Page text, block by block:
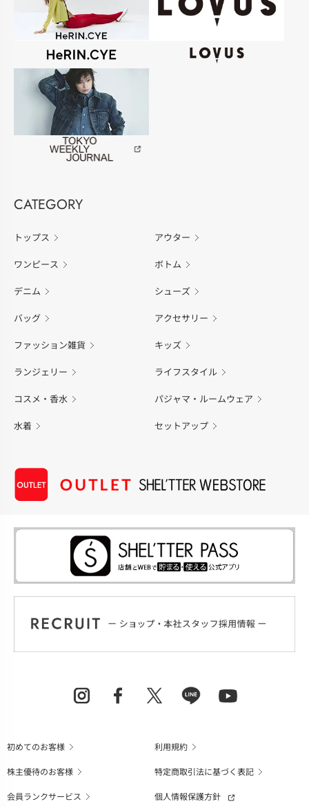
CATEGORY
トップス アウター
ワンピース ボトム
デニム シューズ
バッグ アクセサリー
ファッション雑貨 キッズ
ランジェリー ライフスタイル
コスメ・香水 パジャマ・ルームウェア
水着 セットアップ
初めてのお客様
利用規約
株主優待のお客様
特定商取引法に基づく表記
会員ランクサービス
個人情報保護方針